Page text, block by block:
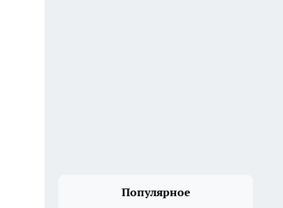
Популярное